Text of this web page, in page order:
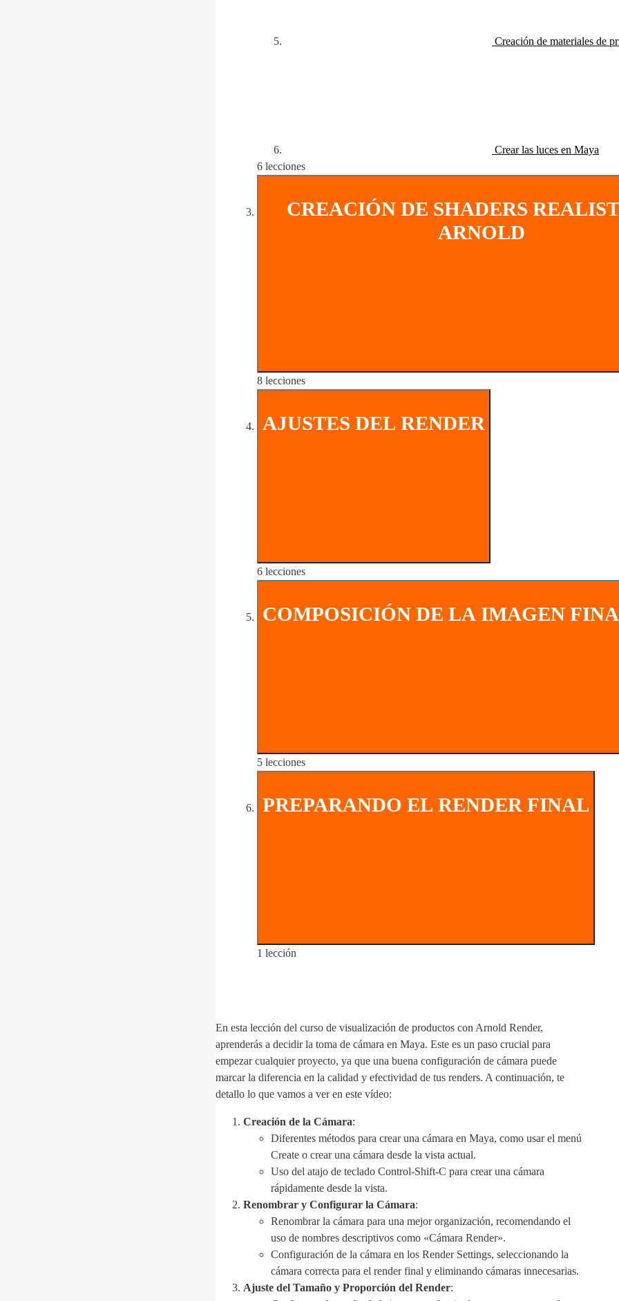
Creación de materiales de
Crear las luces en Maya
6 lecciones
CREACIÓN DE SHADERS
ARNOLD
8 lecciones
AJUSTES DEL RENDER
6 lecciones
COMPOSICIÓN DE LA IMAGEN
5 lecciones
PREPARANDO EL RENDER FINAL
1 lección
En esta lección del curso de visualización de productos con Arnold Render,
aprenderás a decidir la toma de cámara en Maya. Este es un paso crucial para
empezar cualquier proyecto, ya que una buena configuración de cámara puede
marcar la diferencia en la calidad y efectividad de tus renders. A continuación, te
detallo lo que vamos a ver en este vídeo:
Creación de la Cámara:
Diferentes métodos para crear una cámara en Maya, como usar el menú
Create o crear una cámara desde la vista actual.
Uso del atajo de teclado Control-Shift-C para crear una cámara
rápidamente desde la vista.
Renombrar y Configurar la Cámara:
Renombrar la cámara para una mejor organización, recomendando el
uso de nombres descriptivos como «Cámara Render».
Configuración de la cámara en los Render Settings, seleccionando la
cámara correcta para el render final y eliminando cámaras innecesarias.
Ajuste del Tamaño y Proporción del Render: